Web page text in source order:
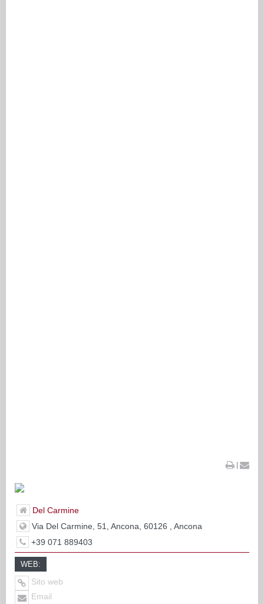
|
Del Carmine
Via Del Carmine, 51, Ancona, 60126 , Ancona
+39 071 889403
WEB:
Sito web
Email